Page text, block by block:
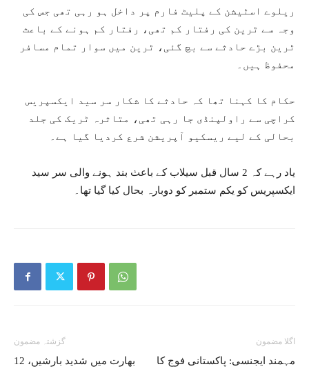
ریلوے اسٹیشن کے پلیٹ فارم پر داخل ہو رہی تھی جس کی
وجہ سے ٹرین کی رفتار کم تھی، رفتار کم ہونے کے باعث
ٹرین بڑے حادثے سے بچ گئی، ٹرین میں سوار تمام مسافر
محفوظ ہیں۔
حکام کا کہنا تھا کہ حادثے کا شکار سر سید ایکسپریس
کراچی سے راولپنڈی جا رہی تھی، متاثرہ ٹریک کی جلد
بحالی کے لیے ریسکیو آپریشن شرع کردیا گیا ہے۔
یاد رہے کہ 2 سال قبل سیلاب کے باعث بند ہونے والی سر سید
ایکسپریس کو یکم ستمبر کو دوبارہ بحال کیا گیا تھا۔
گزشتہ مضمون
بھارت میں شدید بارشیں، 12
اگلا مضمون
مہمند ایجنسی: پاکستانی فوج کا